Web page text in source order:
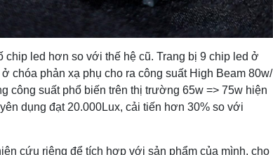
led hơn so với thế hệ cũ. Trang bị 9 chip led ở
chóa phản xạ phụ cho ra công suất High Beam 80w/
công suất phổ biến trên thị trường 65w => 75w hiện
dụng đạt 20.000Lux, cải tiến hơn 30% so với
cứu riêng để tích hợp với sản phẩm của mình, cho